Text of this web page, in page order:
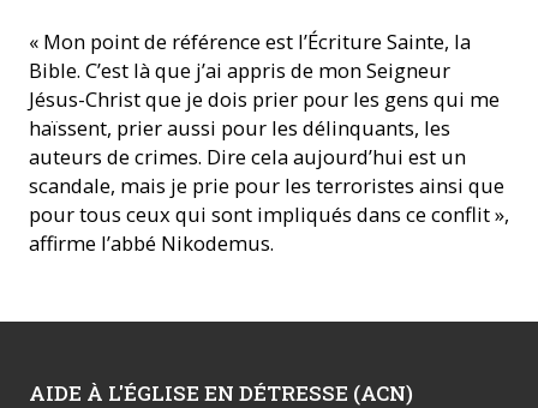
« Mon point de référence est l’Écriture Sainte, la
Bible. C’est là que j’ai appris de mon Seigneur
Jésus-Christ que je dois prier pour les gens qui me
haïssent, prier aussi pour les délinquants, les
auteurs de crimes. Dire cela aujourd’hui est un
scandale, mais je prie pour les terroristes ainsi que
pour tous ceux qui sont impliqués dans ce conflit »,
affirme l’abbé Nikodemus.
AIDE À L'ÉGLISE EN DÉTRESSE (ACN)